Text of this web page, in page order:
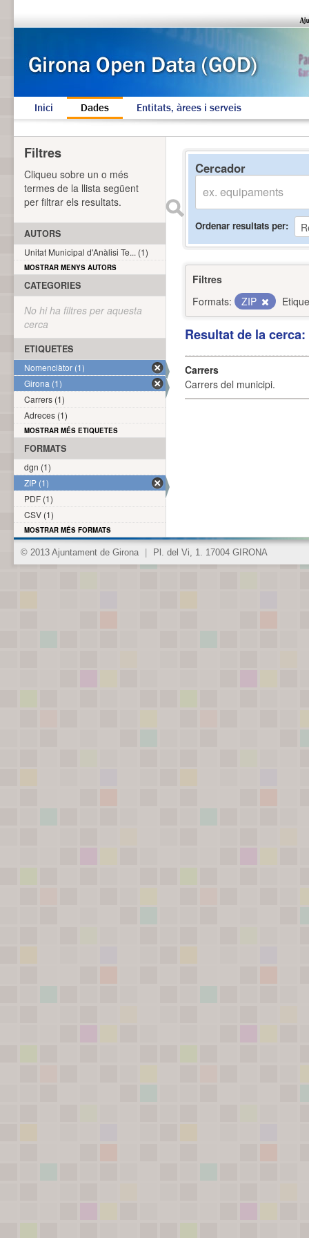
Inici Dades Entitats, àrees i serveis
Cercador
Ordenar resultats per
Filtres
Formats:
ZIP
Resultat de la
Carrers
Carrers del municipi.
Filtres
Cliqueu sobre un o més
termes de la llista següent
per filtrar els resultats.
AUTORS
Unitat Municipal d'Anàlisi Te... (1)
MOSTRAR MENYS AUTORS
CATEGORIES
No hi ha filtres per aquesta
cerca
ETIQUETES
Nomenclàtor (1)
Girona (1)
Carrers (1)
Adreces (1)
MOSTRAR MÉS ETIQUETES
FORMATS
dgn (1)
ZIP (1)
PDF (1)
CSV (1)
MOSTRAR MÉS FORMATS
© 2013 Ajuntament de Girona Pl. del Vi, 1. 17004 GIRONA